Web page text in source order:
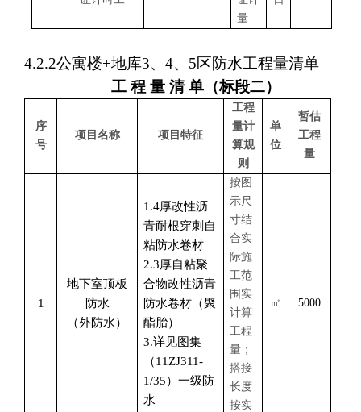
量
4.2.2公寓楼+地库3、4、5区防水工程量清单
工 程 量 清 单（标段二）
序
号
项目名称 项目特征
工程
量计
算规
则
单
位
暂估
工程
量
1
地下室顶板
防水
（外防水）
1.4厚改性沥
青耐根穿刺自
粘防水卷材
2.3厚自粘聚
合物改性沥青
防水卷材（聚
酯胎）
3.详见图集
（11ZJ311-
1/35）一级防
水
按图
示尺
寸结
合实
际施
工范
围实
计算
工程
量；
搭接
长度
按实
㎡ 5000